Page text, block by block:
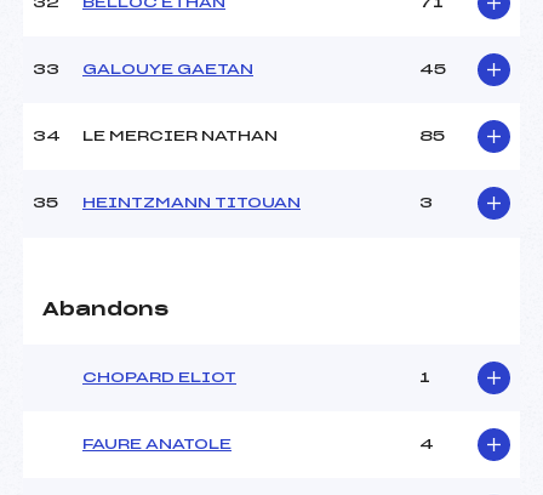
32 BELLOC ETHAN 71
33 GALOUYE GAETAN 45
34 LE MERCIER NATHAN 85
35 HEINTZMANN TITOUAN 3
Abandons
CHOPARD ELIOT 1
FAURE ANATOLE 4